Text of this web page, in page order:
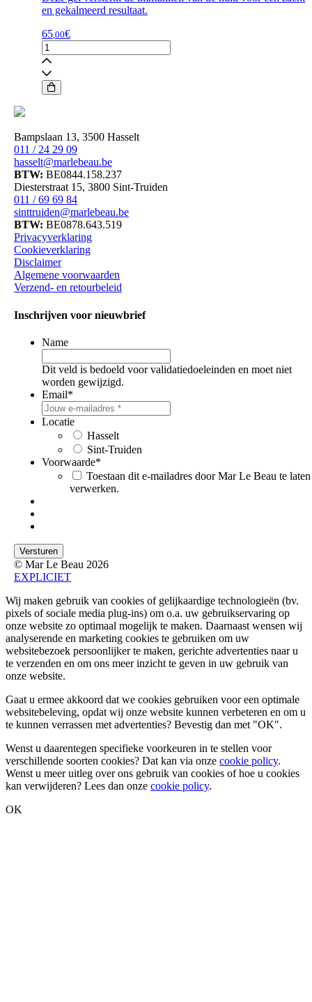
en gekalmeerd resultaat.
65,00€
environ
-
Focus
Care
Comfort+
Gel
aantal
Bampslaan 13, 3500 Hasselt
011 / 24 29 09
hasselt@marlebeau.be
BTW: BE0844.158.237
Diesterstraat 15, 3800 Sint-Truiden
011 / 69 69 84
sinttruiden@marlebeau.be
BTW: BE0878.643.519
Privacyverklaring
Cookieverklaring
Disclaimer
Algemene voorwaarden
Verzend- en retourbeleid
Inschrijven voor nieuwbrief
Name
Dit veld is bedoeld voor validatiedoeleinden en moet niet
worden gewijzigd.
Email*
Locatie
Hasselt
Sint-Truiden
Voorwaarde*
Toestaan dit e-mailadres door Mar Le Beau te laten
verwerken.
© Mar Le Beau 2026
EXPLICIET
Wij maken gebruik van cookies of gelijkaardige technologieën (bv.
pixels of sociale media plug-ins) om o.a. uw gebruikservaring op
onze website zo optimaal mogelijk te maken. Daarnaast wensen wij
analyserende en marketing cookies te gebruiken om uw
websitebezoek persoonlijker te maken, gerichte advertenties naar u
te verzenden en om ons meer inzicht te geven in uw gebruik van
onze website.
Gaat u ermee akkoord dat we cookies gebruiken voor een optimale
websitebeleving, opdat wij onze website kunnen verbeteren en om u
te kunnen verrassen met advertenties? Bevestig dan met "OK".
Wenst u daarentegen specifieke voorkeuren in te stellen voor
verschillende soorten cookies? Dat kan via onze cookie policy.
Wenst u meer uitleg over ons gebruik van cookies of hoe u cookies
kan verwijderen? Lees dan onze cookie policy.
OK